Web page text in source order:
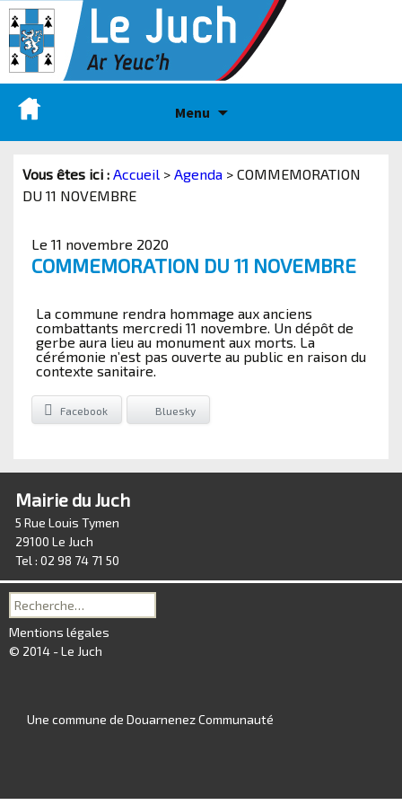
Menu
Vous êtes ici : Accueil > Agenda > COMMEMORATION
DU 11 NOVEMBRE
Le 11 novembre 2020
COMMEMORATION DU 11 NOVEMBRE
La commune rendra hommage aux anciens
combattants mercredi 11 novembre. Un dépôt de
gerbe aura lieu au monument aux morts. La
cérémonie n’est pas ouverte au public en raison du
contexte sanitaire.
Facebook Bluesky
Mairie du Juch
5 Rue Louis Tymen
29100 Le Juch
Tel : 02 98 74 71 50
Recherche
pour :
Mentions légales
© 2014 - Le Juch
Une commune de Douarnenez Communauté